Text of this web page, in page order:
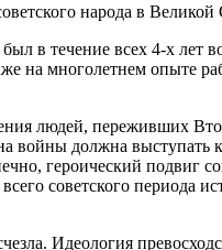
народа в Великой
в течение всех 4-х лет
на многолетнем опыте
людей, переживших
войны должна выступать
героический подвиг
советского периода
Идеология